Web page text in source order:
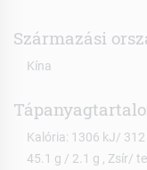
Származási
Kína
Kalória: 1306 kJ/
45.1 g / 2.1 g , Zsír/